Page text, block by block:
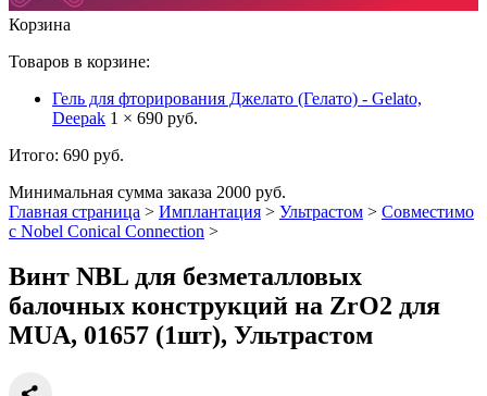
Корзина
Товаров в корзине:
Гель для фторирования Джелато (Гелато) - Gelato,
Deepak 1 × 690 руб.
Итого: 690 руб.
Минимальная сумма заказа 2000 руб.
Главная страница > Имплантация > Ультрастом > Совместимо
с Nobel Conical Connection >
Винт NBL для безметалловых
балочных конструкций на ZrO2 для
MUA, 01657 (1шт), Ультрастом